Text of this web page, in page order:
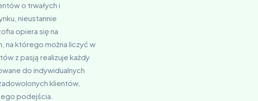
o trwałych i
nieustannie
opiera się na
na którego można liczyć w
z pasją realizuje każdy
do indywidualnych
klientów,
podejścia.